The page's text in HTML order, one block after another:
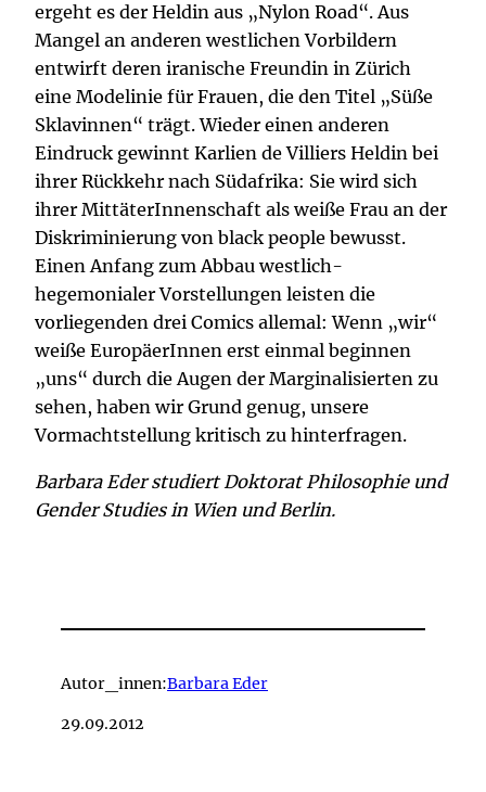
ergeht es der Heldin aus „Nylon Road“. Aus
Mangel an anderen westlichen Vorbildern
entwirft deren iranische Freundin in Zürich
eine Modelinie für Frauen, die den Titel „Süße
Sklavinnen“ trägt. Wieder einen anderen
Eindruck gewinnt Karlien de Villiers Heldin bei
ihrer Rückkehr nach Südafrika: Sie wird sich
ihrer MittäterInnenschaft als weiße Frau an der
Diskriminierung von black people bewusst.
Einen Anfang zum Abbau westlich-
hegemonialer Vorstellungen leisten die
vorliegenden drei Comics allemal: Wenn „wir“
weiße EuropäerInnen erst einmal beginnen
„uns“ durch die Augen der Marginalisierten zu
sehen, haben wir Grund genug, unsere
Vormachtstellung kritisch zu hinterfragen.
Barbara Eder studiert Doktorat Philosophie und
Gender Studies in Wien und Berlin.
Autor_innen:Barbara Eder
29.09.2012